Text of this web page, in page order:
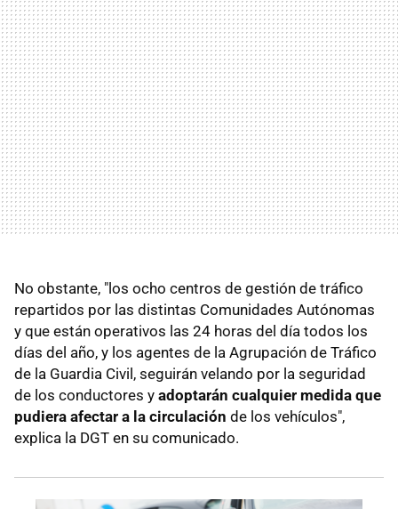
No obstante, "los ocho centros de gestión de tráfico
repartidos por las distintas Comunidades Autónomas
y que están operativos las 24 horas del día todos los
días del año, y los agentes de la Agrupación de Tráfico
de la Guardia Civil, seguirán velando por la seguridad
de los conductores y adoptarán cualquier medida que
pudiera afectar a la circulación de los vehículos",
explica la DGT en su comunicado.